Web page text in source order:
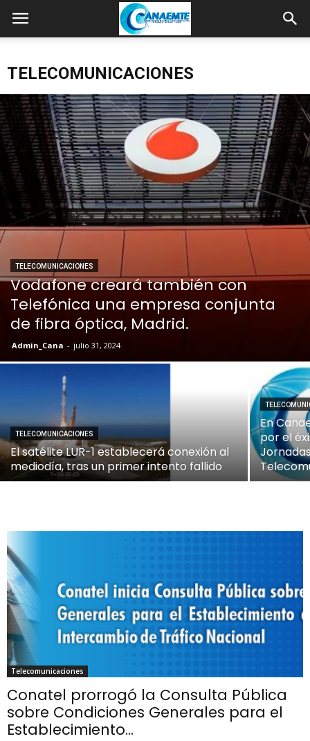
TELECOMUNICACIONES
TELECOMUNICACIONES
Vodafone creará también con
Telefónica una empresa conjunta
de fibra óptica, Madrid.
Admin_Cana - julio 31, 2024
TELECOMUNICACIONES
El satélite LUR-1 establecerá conexión al
mediodía, tras un primer intento fallido
En
por el
Telecomunicaciones
Conatel prorrogó la Consulta Pública
sobre Condiciones Generales para el
Establecimiento...